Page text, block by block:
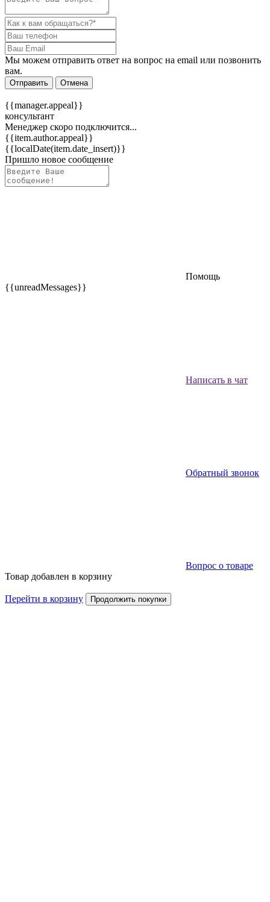
Мы можем отправить ответ на вопрос на email или позвонить
вам.
Отправить Отмена
{{manager.appeal}}
консультант
Менеджер скоро подключится...
{{item.author.appeal}}
{{localDate(item.date_insert)}}
Пришло новое сообщение
Помощь
{{unreadMessages}}
Написать в чат
Обратный звонок
Вопрос о товаре
Товар добавлен в корзину
Перейти в корзину Продолжить покупки